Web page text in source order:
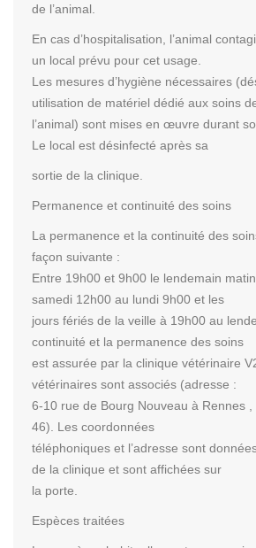
de l’animal.
En cas d’hospitalisation, l’animal
un local prévu pour cet usage.
Les mesures d’hygiène nécessaires
utilisation de matériel dédié aux soins
l’animal) sont mises en œuvre durant
Le local est désinfecté après sa
sortie de la clinique.
Permanence et continuité des soins
La permanence et la continuité des
façon suivante :
Entre 19h00 et 9h00 le lendemain
samedi 12h00 au lundi 9h00 et les
jours fériés de la veille à 19h00 au
continuité et la permanence des soins
est assurée par la clinique vétérinaire
vétérinaires sont associés (adresse :
6-10 rue de Bourg Nouveau à Rennes
46). Les coordonnées
téléphoniques et l’adresse sont
de la clinique et sont affichées sur
la porte.
Espèces traitées